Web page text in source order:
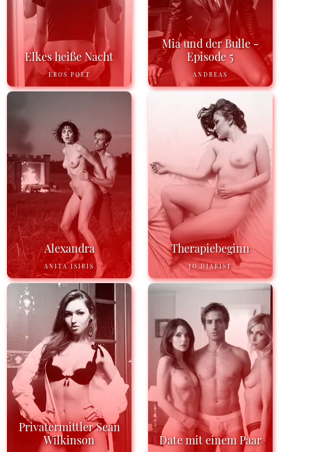
Elkes heiße Nacht
EROS POET
Mia und der Bulle -
Episode 5
ANDREAS
Alexandra
ANITA ISIRIS
Therapiebeginn
JO DIARIST
Privatermittler Sean
Wilkinson
Date mit einem Paar